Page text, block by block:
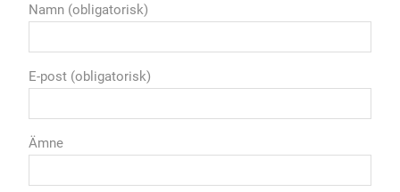
Namn (obligatorisk)
E-post (obligatorisk)
Ämne